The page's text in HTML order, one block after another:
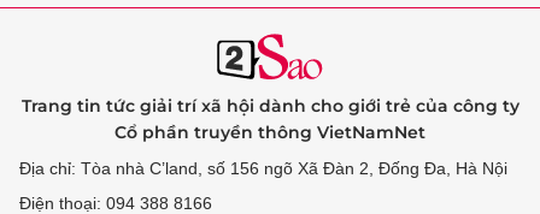
Trang tin tức giải trí xã hội dành cho giới trẻ của công ty
Cổ phần truyền thông VietNamNet
Địa chỉ: Tòa nhà C’land, số 156 ngõ Xã Đàn 2, Đống Đa, Hà Nội
Điện thoại: 094 388 8166